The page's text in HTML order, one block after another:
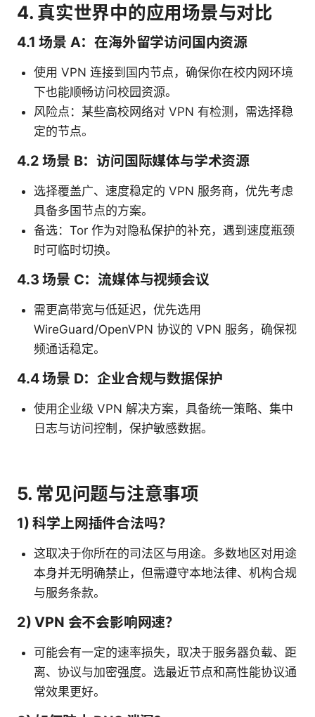
4. 真实世界中的应用场景与对比
4.1 场景 A：在海外留学访问国内资源
使用 VPN 连接到国内节点，确保你在校内网环境
下也能顺畅访问校园资源。
风险点：某些高校网络对 VPN 有检测，需选择稳
定的节点。
4.2 场景 B：访问国际媒体与学术资源
选择覆盖广、速度稳定的 VPN 服务商，优先考虑
具备多国节点的方案。
备选：Tor 作为对隐私保护的补充，遇到速度瓶颈
时可临时切换。
4.3 场景 C：流媒体与视频会议
需更高带宽与低延迟，优先选用
WireGuard/OpenVPN 协议的 VPN 服务，确保视
频通话稳定。
4.4 场景 D：企业合规与数据保护
使用企业级 VPN 解决方案，具备统一策略、集中
日志与访问控制，保护敏感数据。
5. 常见问题与注意事项
1) 科学上网插件合法吗？
这取决于你所在的司法区与用途。多数地区对用途
本身并无明确禁止，但需遵守本地法律、机构合规
与服务条款。
2) VPN 会不会影响网速？
可能会有一定的速率损失，取决于服务器负载、距
离、协议与加密强度。选最近节点和高性能协议通
常效果更好。